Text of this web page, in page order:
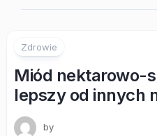
Zdrowie
Miód nektarowo-
lepszy od innych
by